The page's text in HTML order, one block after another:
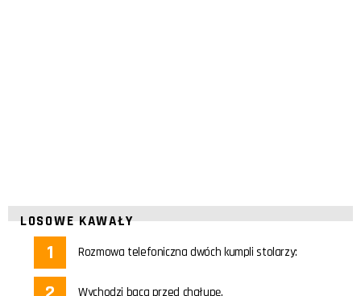
LOSOWE KAWAŁY
Rozmowa telefoniczna dwóch kumpli stolarzy:
Wychodzi baca przed chałupę.